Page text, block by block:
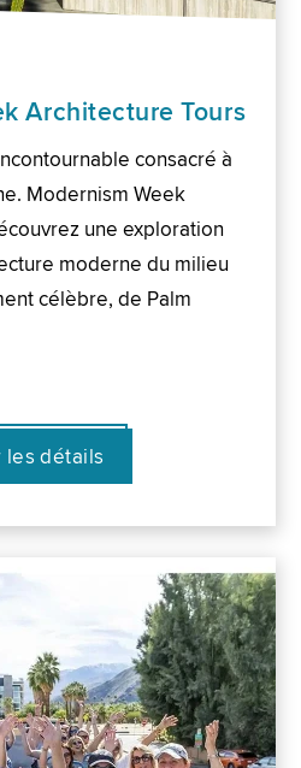
Architecture Tours
consacré à
Modernism Week
une exploration
moderne du milieu
célèbre, de Palm
les détails